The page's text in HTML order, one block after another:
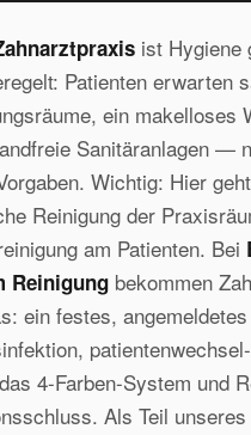
ist Hygiene
Patienten erwarten
ein makelloses
Sanitäranlagen —
Wichtig: Hier
Reinigung der
am Patienten. Bei
Reinigung bekommen
ein festes,
4-Farben-System und
Als Teil